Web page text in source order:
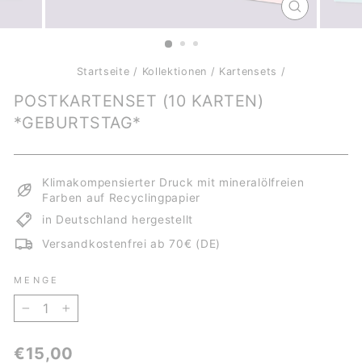
ESC)
Startseite / Kollektionen / Kartensets /
POSTKARTENSET (10 KARTEN)
*GEBURTSTAG*
Klimakompensierter Druck mit mineralölfreien
Farben auf Recyclingpapier
in Deutschland hergestellt
Versandkostenfrei ab 70€ (DE)
MENGE
Normaler
€15,00